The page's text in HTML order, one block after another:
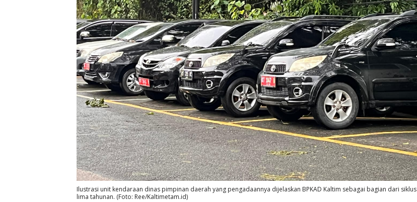
Ilustrasi unit kendaraan dinas pimpinan daerah yang pengadaannya dijelaskan BPKAD Kaltim sebagai bagian dari siklus
lima tahunan. (Foto: Ree/Kaltimetam.id)